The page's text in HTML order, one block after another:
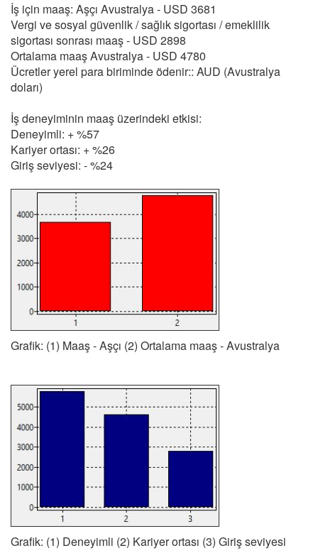
İş için maaş: Aşçı Avustralya - USD 3681
Vergi ve sosyal güvenlik / sağlık sigortası / emeklilik
sigortası sonrası maaş - USD 2898
Ortalama maaş Avustralya - USD 4780
Ücretler yerel para biriminde ödenir:: AUD (Avustralya
doları)
İş deneyiminin maaş üzerindeki etkisi:
Deneyimli: + %57
Kariyer ortası: + %26
Giriş seviyesi: - %24
Grafik: (1) Maaş - Aşçı (2) Ortalama maaş - Avustralya
Grafik: (1) Deneyimli (2) Kariyer ortası (3) Giriş seviyesi